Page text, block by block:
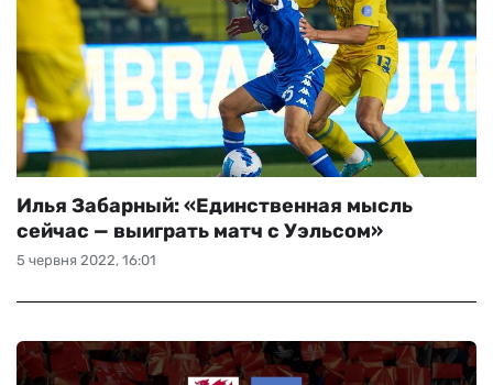
5 червня 2022, 16:01
Илья Забарный: «Единственная мысль
сейчас — выиграть матч с Уэльсом»